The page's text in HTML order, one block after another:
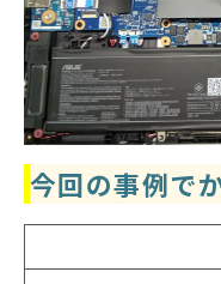
今回の事例で